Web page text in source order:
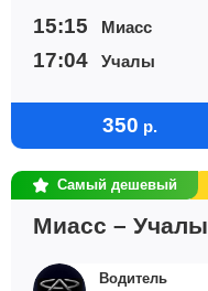
15:15 Миасс
17:04 Учалы
350 р.
Самый дешевый
Миасс – Учалы
Водитель